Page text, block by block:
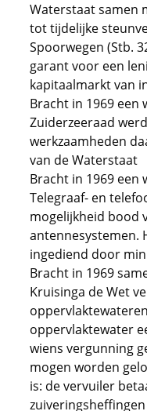
Waterstaat samen
tot tijdelijke
Spoorwegen (Stb.
garant voor een
kapitaalmarkt van
Bracht in 1969
Zuiderzeeraad
werkzaamheden
van de Waterstaat
Bracht in 1969 een
Telegraaf- en
mogelijkheid bood
antennesystemen.
ingediend door
Bracht in 1969
Kruisinga de Wet
oppervlaktewater
wiens vergunning
mogen worden
is: de vervuiler